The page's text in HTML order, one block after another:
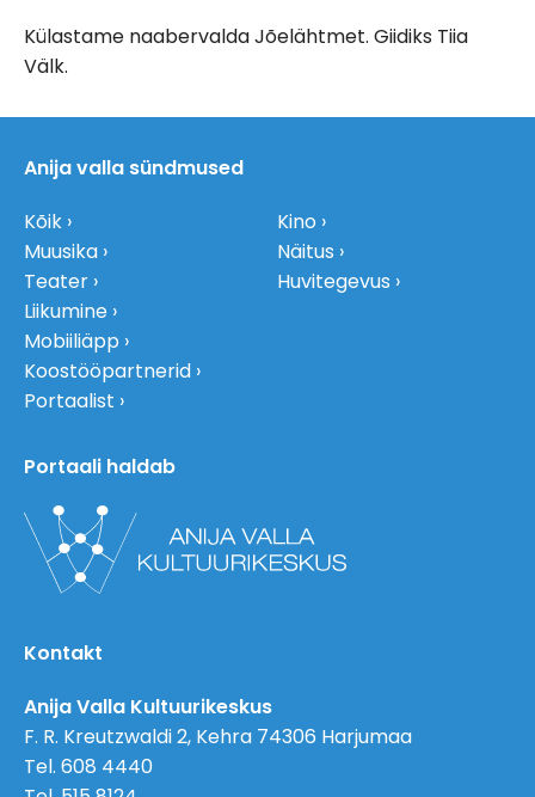
Külastame naabervalda Jõelähtmet. Giidiks Tiia
Välk.
Anija valla sündmused
Kõik
Muusika
Teater
Liikumine
Kino
Näitus
Huvitegevus
Mobiiliäpp
Koostööpartnerid
Portaalist
Portaali haldab
Kontakt
Anija Valla Kultuurikeskus
F. R. Kreutzwaldi 2, Kehra 74306 Harjumaa
Tel. 608 4440